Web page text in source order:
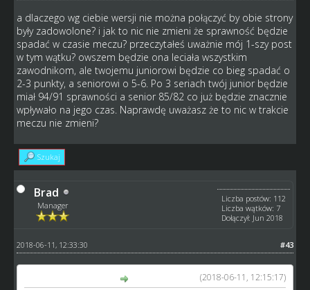
a dlaczego wg ciebie wersji nie można połączyć by obie strony
były zadowolone? i jak to nic nie zmieni że sprawność będzie
spadać w czasie meczu? przeczytałeś uważnie mój 1-szy post
w tym wątku? owszem będzie ona leciała wszystkim
zawodnikom, ale twojemu juniorowi będzie co bieg spadać o
2-3 punkty, a seniorowi o 5-6. Po 3 seriach twój junior będzie
miał 94/91 sprawności a senior 85/82 co już będzie znacznie
wpływało na jego czas. Naprawdę uważasz że to nic w trakcie
meczu nie zmieni?
Szukaj
Brad
Manager
Liczba postów: 112
Liczba wątków: 7
Dołączył: Jun 2018
#43
2018-06-11, 12:33:30
(2018-06-11, 12:15:17)